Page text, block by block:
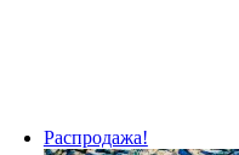
Распродажа!